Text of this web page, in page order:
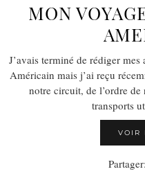
MON
J’avais terminé de rédiger
Américain mais j’ai reçu
notre circuit, de l’ordre de
transports
VOIR
Partager: